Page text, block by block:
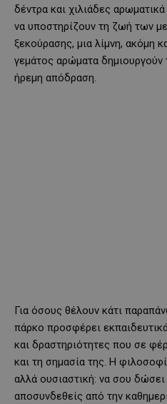
δέντρα και χιλιάδες
να υποστηρίζουν τη ζωή των
ξεκούρασης, μια λίμνη, ακόμη
γεμάτος αρώματα δημιουργούν
ήρεμη απόδραση.
Για όσους θέλουν κάτι
πάρκο προσφέρει
και δραστηριότητες που σε
και τη σημασία της. Η
αλλά ουσιαστική: να σου δώσει
αποσυνδεθείς από την